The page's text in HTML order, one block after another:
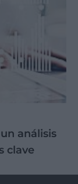
análisis
clave